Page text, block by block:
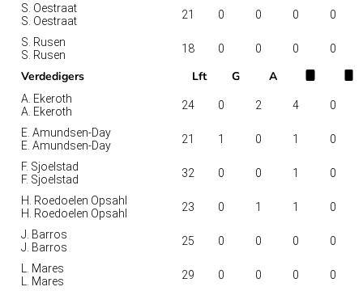
S. Oestraat
S. Oestraat
21 0 0 0 0
S. Rusen
S. Rusen
18 0 0 0 0
Verdedigers Lft G A
A. Ekeroth
A. Ekeroth
24 0 2 4 0
E. Amundsen-Day
E. Amundsen-Day
21 1 0 1 0
F. Sjoelstad
F. Sjoelstad
32 0 0 1 0
H. Roedoelen Opsahl
H. Roedoelen Opsahl
23 0 1 1 0
J. Barros
J. Barros
25 0 0 0 0
L. Mares
L. Mares
29 0 0 0 0